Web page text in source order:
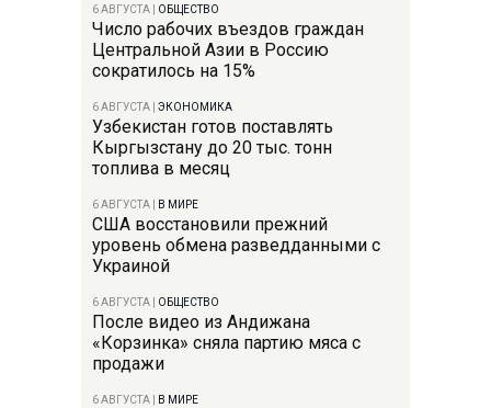
6 АВГУСТА ОБЩЕСТВО
Число рабочих въездов граждан
Центральной Азии в Россию
сократилось на 15%
6 АВГУСТА ЭКОНОМИКА
Узбекистан готов поставлять
Кыргызстану до 20 тыс. тонн
топлива в месяц
6 АВГУСТА В МИРЕ
США восстановили прежний
уровень обмена разведданными с
Украиной
6 АВГУСТА ОБЩЕСТВО
После видео из Андижана
«Корзинка» сняла партию мяса с
продажи
6 АВГУСТА В МИРЕ